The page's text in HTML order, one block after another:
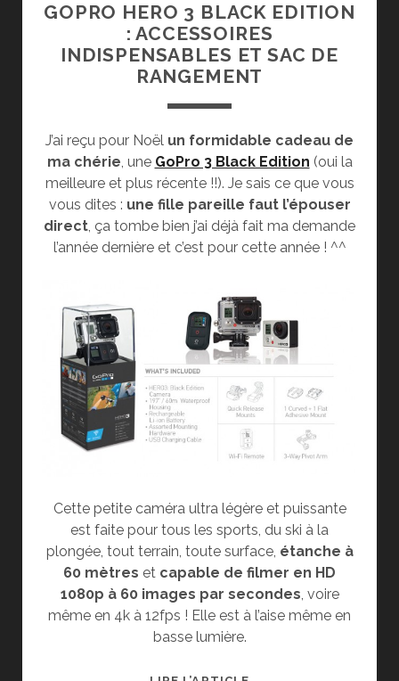
GOPRO HERO 3 BLACK EDITION
: ACCESSOIRES
INDISPENSABLES ET SAC DE
RANGEMENT
J’ai reçu pour Noël un formidable cadeau de
ma chérie, une GoPro 3 Black Edition (oui la
meilleure et plus récente !!). Je sais ce que vous
vous dites : une fille pareille faut l’épouser
direct, ça tombe bien j’ai déjà fait ma demande
l’année dernière et c’est pour cette année ! ^^
Cette petite caméra ultra légère et puissante
est faite pour tous les sports, du ski à la
plongée, tout terrain, toute surface, étanche à
60 mètres et capable de filmer en HD
1080p à 60 images par secondes , voire
même en 4k à 12fps ! Elle est à l’aise même en
basse lumière.